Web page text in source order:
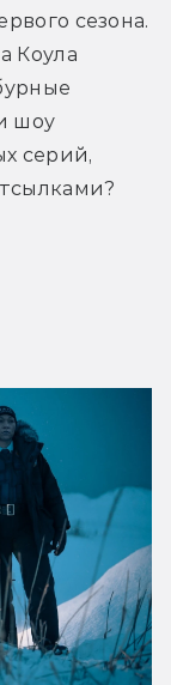
сезона.
Коула
шоу
серий,